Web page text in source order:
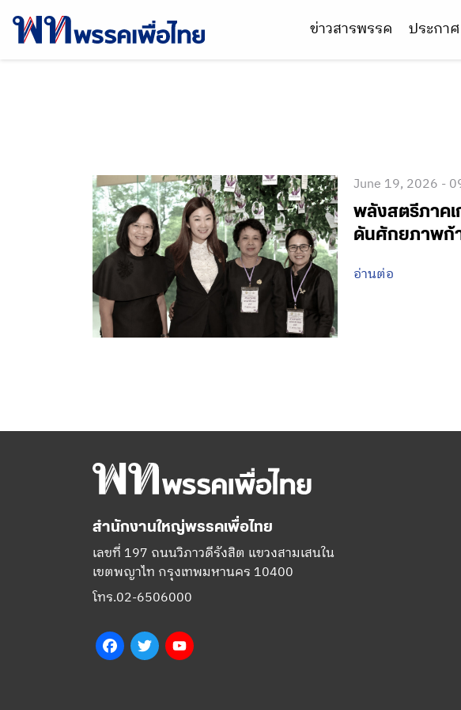
ข่าวสารพรรค ประกาศ
June 19, 2026 -
พลังสตรีภาคเ
ดันศักยภาพก้
อ่านต่อ
สำนักงานใหญ่พรรคเพื่อไทย
เลขที่ 197 ถนนวิภาวดีรังสิต แขวงสามเสนใน
เขตพญาไท กรุงเทพมหานคร 10400
โทร.02-6506000
FacebookTwitter